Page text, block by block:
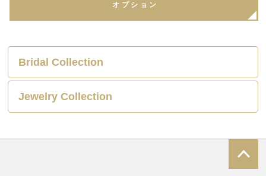
オプション
Bridal Collection
Jewelry Collection